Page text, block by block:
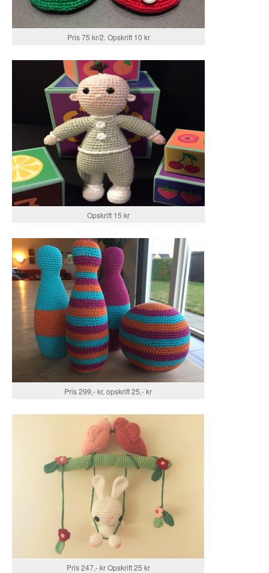
Pris 75 kr/2. Opskrift 10 kr
Opskrift 15 kr
Pris 299,- kr, opskrift 25,- kr
Pris 247,- kr Opskrift 25 kr